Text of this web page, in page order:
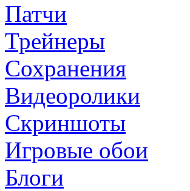
Патчи
Трейнеры
Сохранения
Видеоролики
Скриншоты
Игровые обои
Блоги